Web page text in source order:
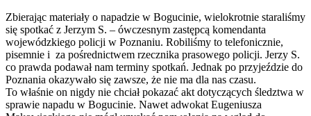
Zbierając materiały o napadzie w Bogucinie, wielokrotnie staraliśmy
się spotkać z Jerzym S. – ówczesnym zastępcą komendanta
wojewódzkiego policji w Poznaniu. Robiliśmy to telefonicznie,
pisemnie i za pośrednictwem rzecznika prasowego policji. Jerzy S.
co prawda podawał nam terminy spotkań. Jednak po przyjeździe do
Poznania okazywało się zawsze, że nie ma dla nas czasu.
To właśnie on nigdy nie chciał pokazać akt dotyczących śledztwa w
sprawie napadu w Bogucinie. Nawet adwokat Eugeniusza